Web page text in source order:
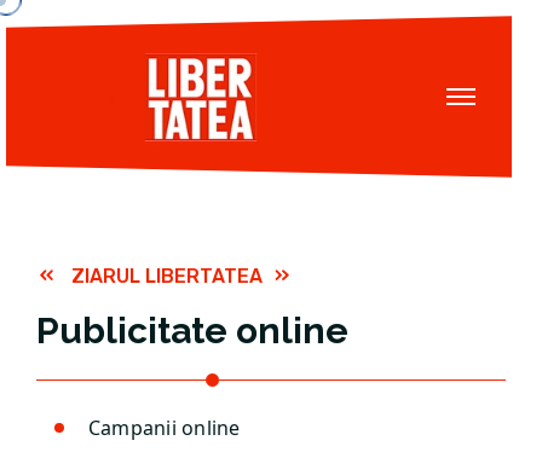
ZIARUL LIBERTATEA
Publicitate online
Campanii online